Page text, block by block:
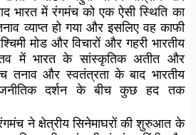
भारत में रंगमंच को एक ऐसी स्थिति का
व्याप्त हो गया और इसलिए वह काफी
मोड और विचारों और गहरी भारतीय
में भारत के सांस्कृतिक अतीत और
तनाव और स्वतंत्रता के बाद भारतीय
दर्शन के बीच कुछ हद तक
ने क्षेत्रीय सिनेमाघरों की शुरुआत के